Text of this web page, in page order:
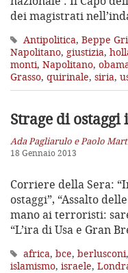
dei magistrati
Antipolitica, Beppe
Napolitano, giustizia,
monti, Napolitano,
Grasso, quirinale, siria,
Strage di
Ada Pagliarulo e Paolo
18 Gennaio 2013
Corriere della Sera:
ostaggi”, “Assalto
mano ai terroristi:
“L’ira di Usa e Gran
africa, bce, berlusconi,
islamismo, israele,